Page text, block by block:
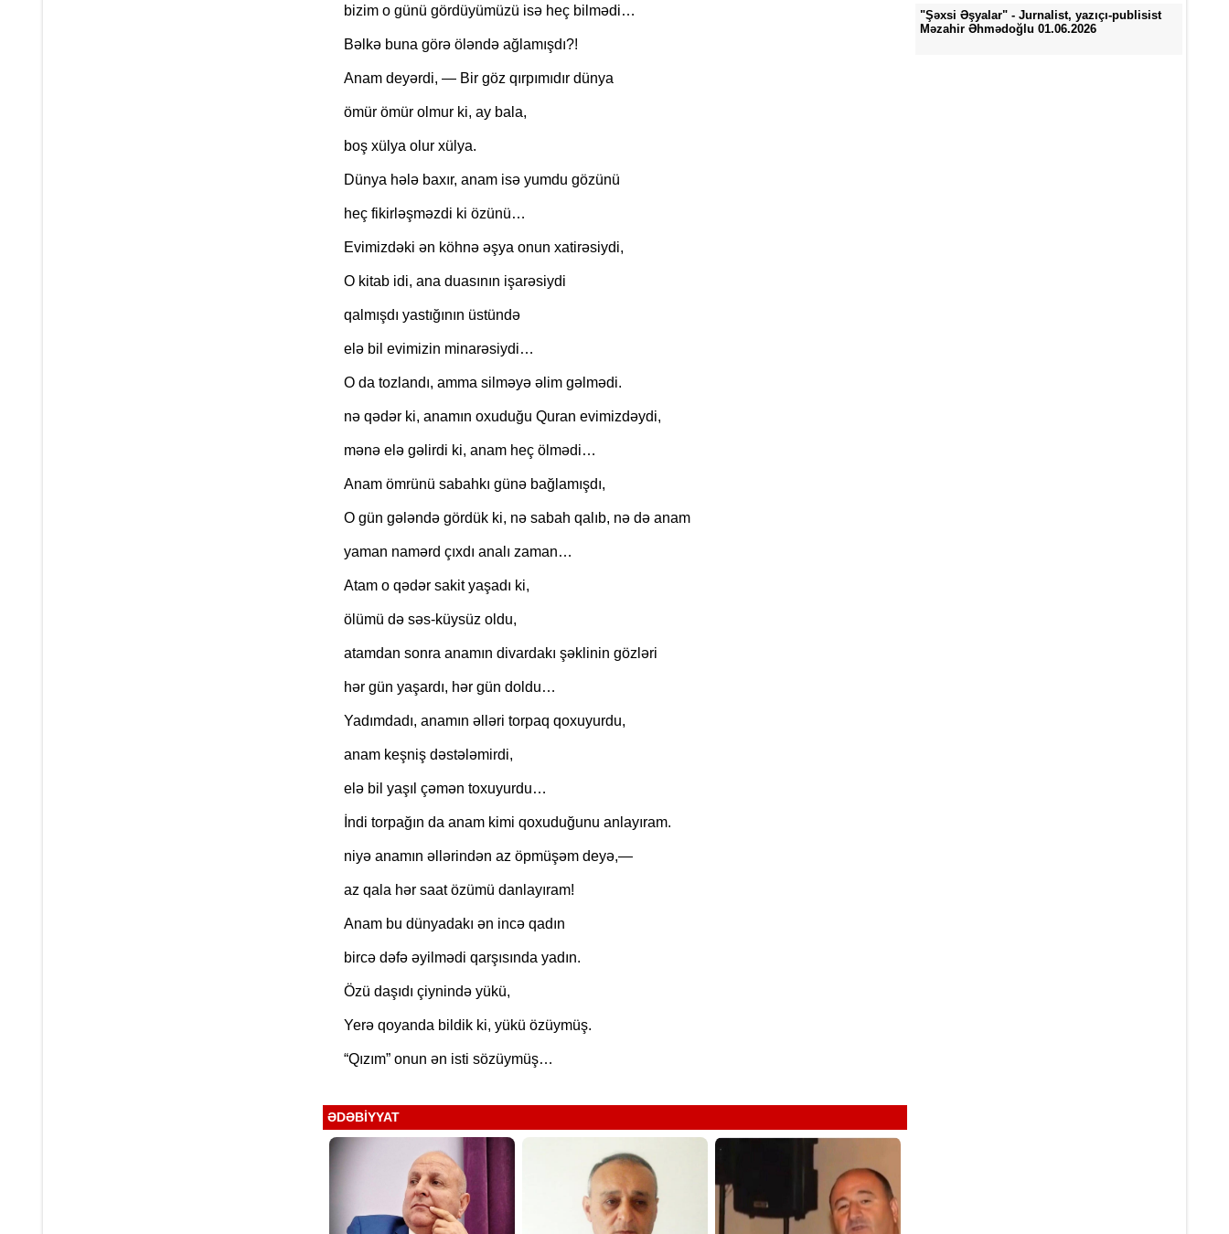
bizim o günü gördüyümüzü isə heç bilmədi…
Bəlkə buna görə öləndə ağlamışdı?!
Anam deyərdi, — Bir göz qırpımıdır dünya
ömür ömür olmur ki, ay bala,
boş xülya olur xülya.
Dünya hələ baxır, anam isə yumdu gözünü
heç fikirləşməzdi ki özünü…
Evimizdəki ən köhnə əşya onun xatirəsiydi,
O kitab idi, ana duasının işarəsiydi
qalmışdı yastığının üstündə
elə bil evimizin minarəsiydi…
O da tozlandı, amma silməyə əlim gəlmədi.
nə qədər ki, anamın oxuduğu Quran evimizdəydi,
mənə elə gəlirdi ki, anam heç ölmədi…
Anam ömrünü sabahkı günə bağlamışdı,
O gün gələndə gördük ki, nə sabah qalıb, nə də anam
yaman namərd çıxdı analı zaman…
Atam o qədər sakit yaşadı ki,
ölümü də səs-küysüz oldu,
atamdan sonra anamın divardakı şəklinin gözləri
hər gün yaşardı, hər gün doldu…
Yadımdadı, anamın əlləri torpaq qoxuyurdu,
anam keşniş dəstələmirdi,
elə bil yaşıl çəmən toxuyurdu…
İndi torpağın da anam kimi qoxuduğunu anlayıram.
niyə anamın əllərindən az öpmüşəm deyə,—
az qala hər saat özümü danlayıram!
Anam bu dünyadakı ən incə qadın
bircə dəfə əyilmədi qarşısında yadın.
Özü daşıdı çiynində yükü,
Yerə qoyanda bildik ki, yükü özüymüş.
“Qızım” onun ən isti sözüymüş…
ƏDƏBIYYAT
"Şəxsi Əşyalar" - Jurnalist, yazıçı-publisist
Məzahir Əhmədoğlu 01.06.2026